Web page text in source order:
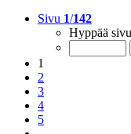
Sivu 1/142
Hyppää
1
2
3
4
5